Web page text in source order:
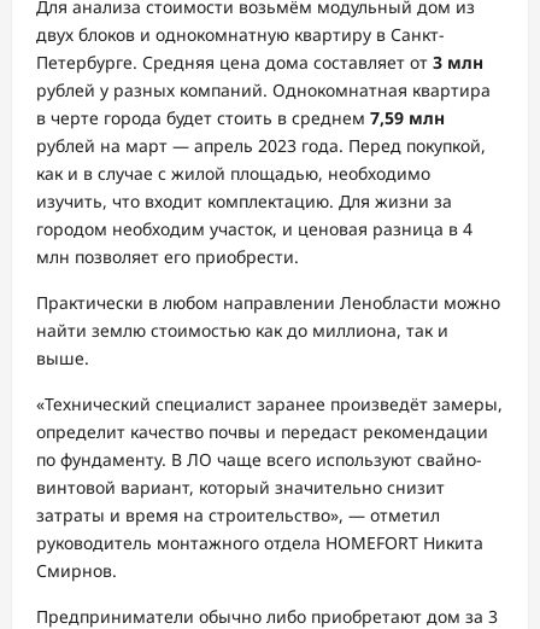
Для анализа стоимости возьмём модульный дом из
двух блоков и однокомнатную квартиру в Санкт-
Петербурге. Средняя цена дома составляет от 3 млн
рублей у разных компаний. Однокомнатная квартира
в черте города будет стоить в среднем 7,59 млн
рублей на март — апрель 2023 года. Перед покупкой,
как и в случае с жилой площадью, необходимо
изучить, что входит комплектацию. Для жизни за
городом необходим участок, и ценовая разница в 4
млн позволяет его приобрести.
Практически в любом направлении Ленобласти можно
найти землю стоимостью как до миллиона, так и
выше.
«Технический специалист заранее произведёт замеры,
определит качество почвы и передаст рекомендации
по фундаменту. В ЛО чаще всего используют свайно-
винтовой вариант, который значительно снизит
затраты и время на строительство», — отметил
руководитель монтажного отдела HOMEFORT Никита
Смирнов.
Предприниматели обычно либо приобретают дом за 3